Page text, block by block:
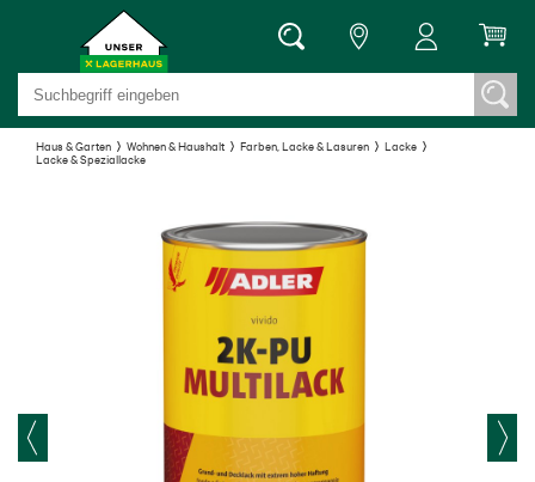
Haus & Garten Wohnen & Haushalt Farben, Lacke & Lasuren
Lacke
Lacke & Speziallacke